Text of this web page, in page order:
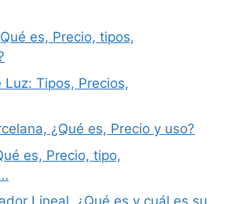
es, Precio, tipos,
Tipos, Precios,
¿Qué es, Precio y uso?
es, Precio, tipo,
Lineal, ¿Qué es y cuál es su